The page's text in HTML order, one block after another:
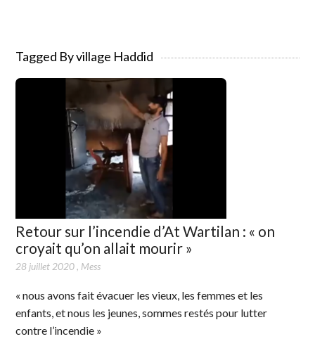
Tagged By village Haddid
Retour sur l’incendie d’At Wartilan : « on
croyait qu’on allait mourir »
28 juillet 2020, Mess
« nous avons fait évacuer les vieux, les femmes et les
enfants, et nous les jeunes, sommes restés pour lutter
contre l’incendie »